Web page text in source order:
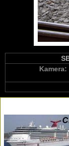
Kamera: